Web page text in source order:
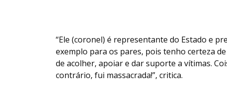
“Ele (coronel) é representante do Estado e
exemplo para os pares, pois tenho certeza
de acolher, apoiar e dar suporte a vítimas.
contrário, fui massacrada!”, critica.